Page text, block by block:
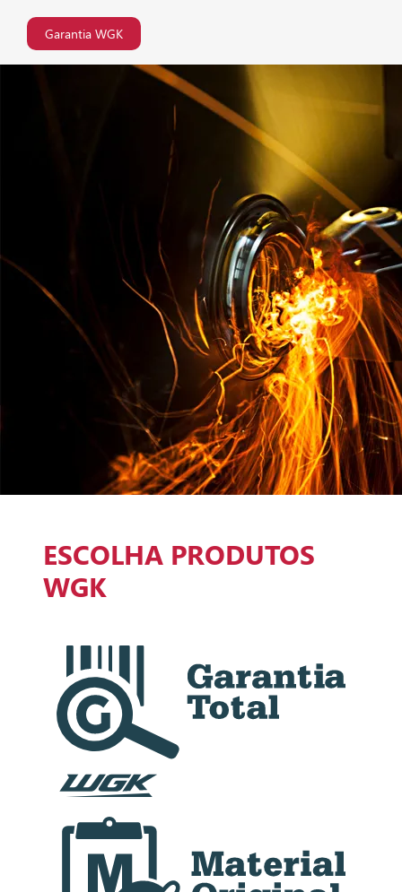
Garantia WGK
ESCOLHA PRODUTOS
WGK